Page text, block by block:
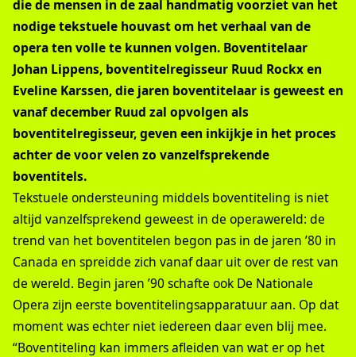
die de mensen in de zaal handmatig voorziet van het
nodige tekstuele houvast om het verhaal van de
opera ten volle te kunnen volgen. Boventitelaar
Johan Lippens, boventitelregisseur Ruud Rockx en
Eveline Karssen, die jaren boventitelaar is geweest en
vanaf december Ruud zal opvolgen als
boventitelregisseur, geven een inkijkje in het proces
achter de voor velen zo vanzelfsprekende
boventitels.
Tekstuele ondersteuning middels boventiteling is niet
altijd vanzelfsprekend geweest in de operawereld: de
trend van het boventitelen begon pas in de jaren ’80 in
Canada en spreidde zich vanaf daar uit over de rest van
de wereld. Begin jaren ’90 schafte ook De Nationale
Opera zijn eerste boventitelingsapparatuur aan. Op dat
moment was echter niet iedereen daar even blij mee.
“Boventiteling kan immers afleiden van wat er op het